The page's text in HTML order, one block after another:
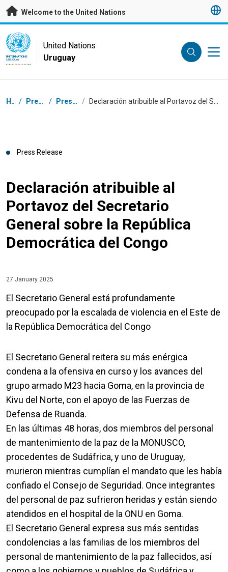
Skip to main content
Welcome to the United Nations
UN Logo
UNITED NATIONS
URUGUAY
United Nations
Uruguay
Breadcrumb
Home / Press Centre / Press Releases /
Press Release
Declaración atribuible al
Portavoz del Secretario
General sobre la República
Democrática del Congo
27 January 2025
El Secretario General está profundamente
preocupado por la escalada de violencia en el Este de
la República Democrática del Congo
El Secretario General reitera su más enérgica
condena a la ofensiva en curso y los avances del
grupo armado M23 hacia Goma, en la provincia de
Kivu del Norte, con el apoyo de las Fuerzas de
Defensa de Ruanda.
En las últimas 48 horas, dos miembros del personal
de mantenimiento de la paz de la MONUSCO,
procedentes de Sudáfrica, y uno de Uruguay,
murieron mientras cumplían el mandato que les había
confiado el Consejo de Seguridad. Once integrantes
del personal de paz sufrieron heridas y están siendo
atendidos en el hospital de la ONU en Goma.
El Secretario General expresa sus más sentidas
condolencias a las familias de los miembros del
personal de mantenimiento de la paz fallecidos, así